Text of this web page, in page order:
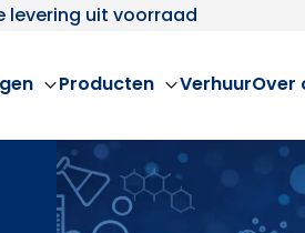
levering uit voorraad
Producten VerhuurOver